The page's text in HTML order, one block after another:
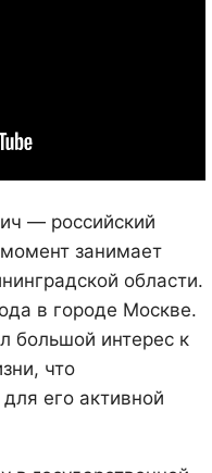
— российский
занимает
области.
в городе Москве.
большой интерес к
что
его активной